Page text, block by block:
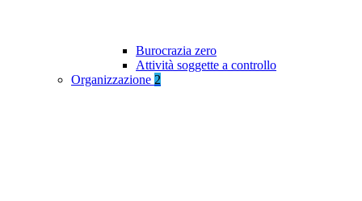
Burocrazia zero
Attività soggette a controllo
Organizzazione 2